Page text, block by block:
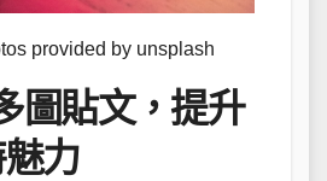
provided by unsplash
圖貼文，提升
力